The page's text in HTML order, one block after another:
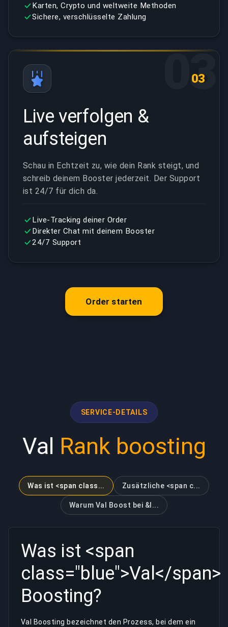
Karten, Crypto und weltweite Methoden
Sichere, verschlüsselte Zahlung
03
03
Live verfolgen &
aufsteigen
Schau in Echtzeit zu, wie dein Rank steigt, und
schreib deinem Booster jederzeit. Der Support
ist 24/7 für dich da.
Live-Tracking deiner Order
Direkter Chat mit deinem Booster
24/7 Support
Order starten
SERVICE-DETAILS
Val Rank boosting
Was ist <span class... Zusätzliche <span c...
Warum Val Boost bei &l...
Was ist <span
class="blue">Val</span>
Boosting?
Val Boosting bezeichnet den Prozess, bei dem ein